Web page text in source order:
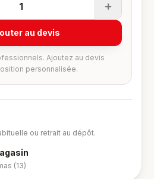
1
au devis
Ajoutez au devis
personnalisée.
ou retrait au dépôt.
(13)